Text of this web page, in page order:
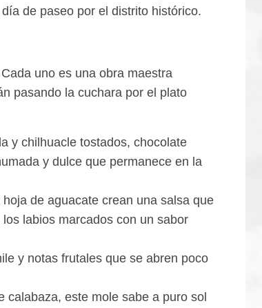
de paseo por el distrito histórico.
uno es una obra maestra
pasando la cuchara por el plato
y chilhuacle tostados, chocolate
y dulce que permanece en la
de aguacate crean una salsa que
labios marcados con un sabor
y notas frutales que se abren poco
calabaza, este mole sabe a puro sol